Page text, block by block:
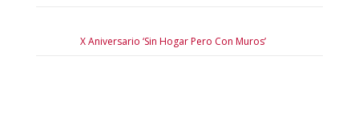
X Aniversario ‘Sin Hogar Pero Con Muros’